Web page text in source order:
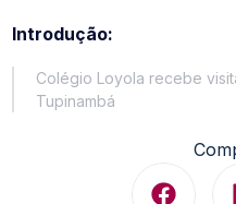
Introdução:
Colégio Loyola recebe
Tupinambá